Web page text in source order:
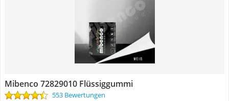
Mibenco 72829010 Flüssiggummi
553 Bewertungen